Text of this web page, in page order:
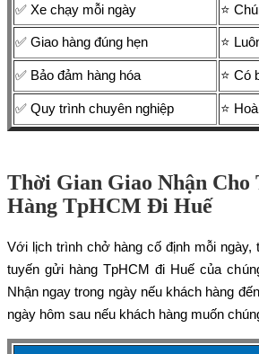
✅ Xe chạy mỗi ngày ⭐
✅ Giao hàng đúng hẹn ⭐
✅ Bảo đảm hàng hóa ⭐ Có
✅ Quy trình chuyên nghiệp ⭐
Thời Gian Giao Nhận Cho
Hàng TpHCM Đi Huế
Với lịch trình chở hàng cố định mỗi ngày,
tuyến gửi hàng TpHCM đi Huế của
Nhận ngay trong ngày nếu khách hàng
ngày hôm sau nếu khách hàng muốn